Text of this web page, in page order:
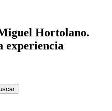
Hortolano.
experiencia